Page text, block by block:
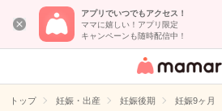
アプリでいつでもアクセス！
ママに嬉しい！アプリ限定
キャンペーンも随時配信中！
女性専用匿名QA
イト
トップ 妊娠・出産 妊娠後期 妊娠9ヶ月